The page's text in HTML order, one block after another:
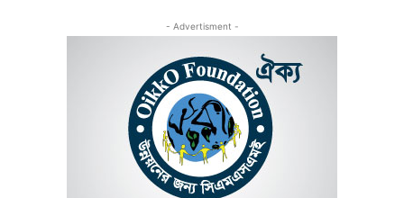
- Advertisment -